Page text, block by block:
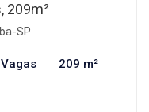
209m²
SP
209 m²